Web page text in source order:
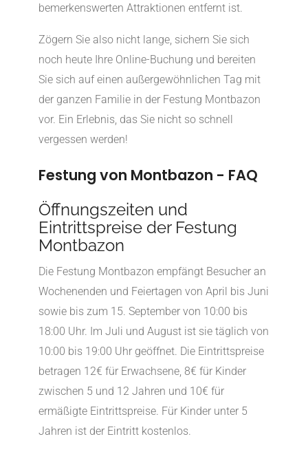
bemerkenswerten Attraktionen entfernt ist.
Zögern Sie also nicht lange, sichern Sie sich
noch heute Ihre Online-Buchung und bereiten
Sie sich auf einen außergewöhnlichen Tag mit
der ganzen Familie in der Festung Montbazon
vor. Ein Erlebnis, das Sie nicht so schnell
vergessen werden!
Festung von Montbazon - FAQ
Öffnungszeiten und
Eintrittspreise der Festung
Montbazon
Die Festung Montbazon empfängt Besucher an
Wochenenden und Feiertagen von April bis Juni
sowie bis zum 15. September von 10:00 bis
18:00 Uhr. Im Juli und August ist sie täglich von
10:00 bis 19:00 Uhr geöffnet. Die Eintrittspreise
betragen 12€ für Erwachsene, 8€ für Kinder
zwischen 5 und 12 Jahren und 10€ für
ermäßigte Eintrittspreise. Für Kinder unter 5
Jahren ist der Eintritt kostenlos.